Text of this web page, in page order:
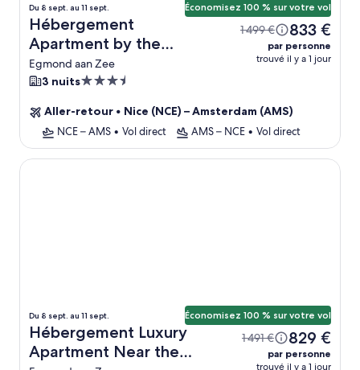
Du 8 sept. au 11 sept.
Hébergement
Apartment by the
Beach With Sea Views +
vol
Egmond aan Zee
Économisez 100 % sur votre vol
1 499 € 833 €
par personne
trouvé il y a 1 jour
3 nuitsHébergement
Aller-retour • Nice (NCE) – Amsterdam (AMS)
NCE – AMS • Vol direct AMS – NCE • Vol direct
Du 8 sept. au 11 sept.
Hébergement Luxury
Apartment Near the
Économisez 100 % sur votre vol
1 491 € 829 €
par personne
trouvé il y a 1 jour
Luxury Apartment Near the North Sea